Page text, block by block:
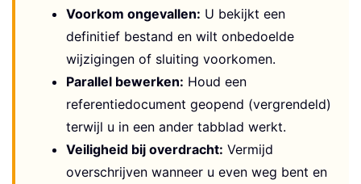
Voorkom ongevallen: U bekijkt een
definitief bestand en wilt onbedoelde
wijzigingen of sluiting voorkomen.
Parallel bewerken: Houd een
referentiedocument geopend (vergrendeld)
terwijl u in een ander tabblad werkt.
Veiligheid bij overdracht: Vermijd
overschrijven wanneer u even weg bent en